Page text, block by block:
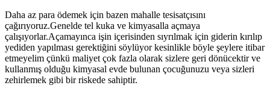
Daha az para ödemek için bazen mahalle tesisatçısını
çağırıyoruz.Genelde tel kuka ve kimyasalla açmaya
çalışıyorlar.Açamayınca işin içerisinden sıyrılmak için giderin kırılıp
yediden yapılması gerektiğini söylüyor kesinlikle böyle şeylere itibar
etmeyelim çünkü maliyet çok fazla olarak sizlere geri dönücektir ve
kullanmış olduğu kimyasal evde bulunan çocuğunuzu veya sizleri
zehirlemek gibi bir riskede sahiptir.